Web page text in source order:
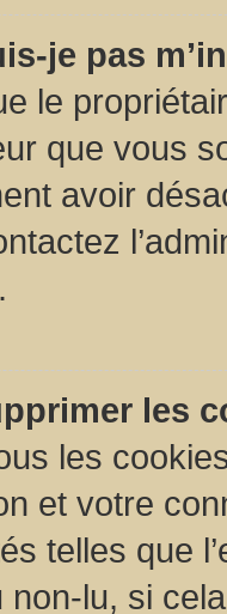
je pas
le
que vous
avoir
les
les
et votre
telles que
lu, si